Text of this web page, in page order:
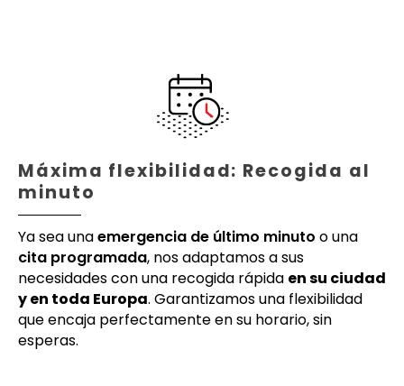
Máxima flexibilidad: Recogida al
minuto
Ya sea unaemergencia de último minuto o una
cita programada, nos adaptamos a sus
necesidades con una recogida rápida en su ciudad
y en toda Europa. Garantizamos una flexibilidad
que encaja perfectamente en su horario, sin
esperas.